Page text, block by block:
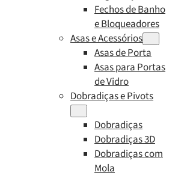
Fechos de Banho
e Bloqueadores
Asas e Acessórios
Asas de Porta
Asas para Portas
de Vidro
Dobradiças e Pivots
Dobradiças
Dobradiças 3D
Dobradiças com
Mola